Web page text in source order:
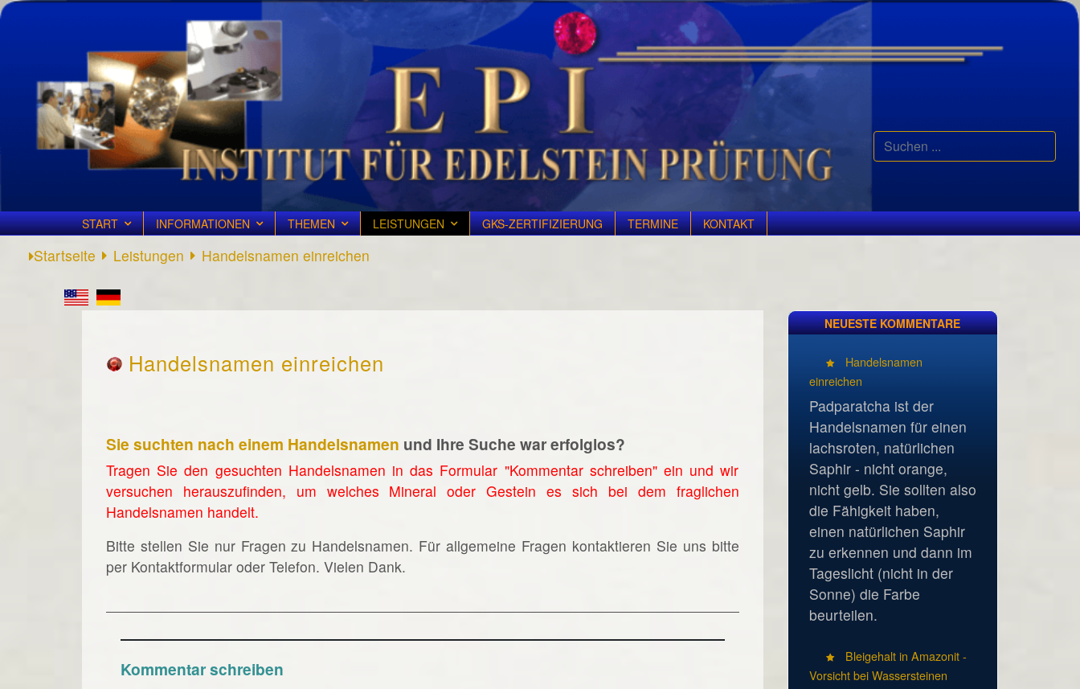
Suchen
...
START INFORMATIONEN THEMEN LEISTUNGEN GKS-ZERTIFIZIERUNG TERMINE KONTAKT
Startseite Leistungen Handelsnamen einreichen
Handelsnamen einreichen
Sie suchten nach einem Handelsnamen und Ihre Suche war erfolglos?
Tragen Sie den gesuchten Handelsnamen in das Formular "Kommentar schreiben" ein und wir
versuchen herauszufinden, um welches Mineral oder Gestein es sich bei dem fraglichen
Handelsnamen handelt.
Bitte stellen Sie nur Fragen zu Handelsnamen. Für allgemeine Fragen kontaktieren Sie uns bitte
per Kontaktformular oder Telefon. Vielen Dank.
Kommentar schreiben
NEUESTE KOMMENTARE
Handelsnamen
einreichen
Padparatcha ist der
Handelsnamen für einen
lachsroten, natürlichen
Saphir - nicht orange,
nicht gelb. Sie sollten also
die Fähigkeit haben,
einen natürlichen Saphir
zu erkennen und dann im
Tageslicht (nicht in der
Sonne) die Farbe
beurteilen.
Bleigehalt in Amazonit -
Vorsicht bei Wassersteinen